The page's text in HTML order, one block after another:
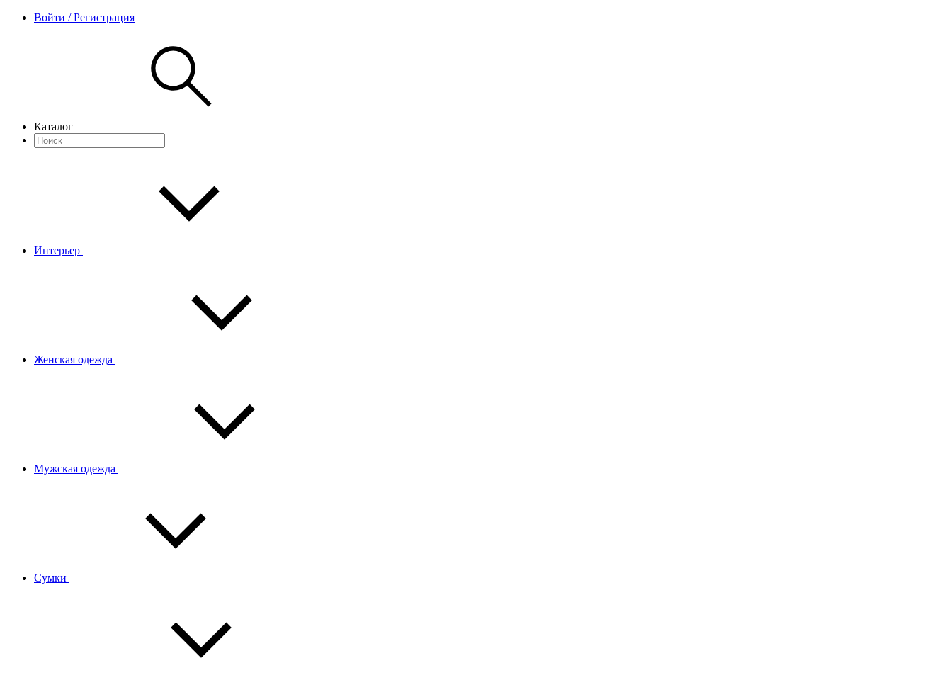
Войти / Регистрация
Каталог
Интерьер
Женская одежда
Мужская одежда
Сумки